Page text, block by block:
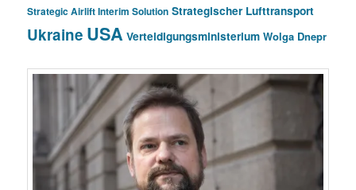
Strategic Airlift Interim Solution Strategischer Lufttransport
Ukraine USA Verteidigungsministerium Wolga Dnepr